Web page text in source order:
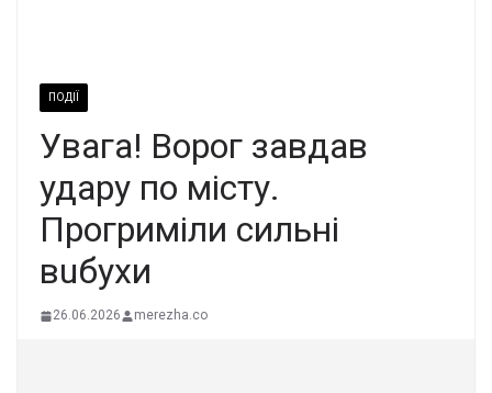
ПОДІЇ
Увaга! Воpог завдав
удapу по міcту.
Прогpиміли сильні
вuбуxи
26.06.2026 merezha.co